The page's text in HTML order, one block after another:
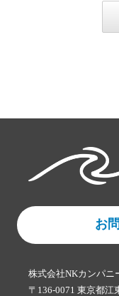
お
株式会社NKカンパニ
〒136-0071 東京都